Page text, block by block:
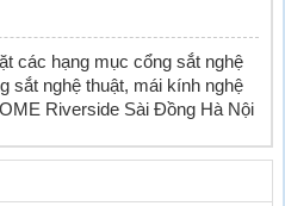
các hạng mục cổng sắt nghệ
sắt nghệ thuật, mái kính nghệ
Riverside Sài Đồng Hà Nội